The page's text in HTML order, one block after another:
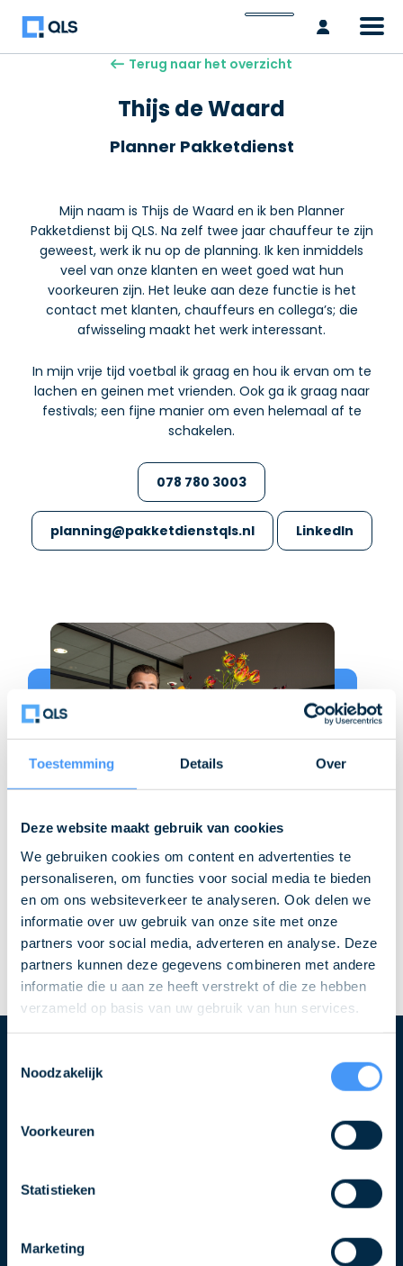
Toestemming Details Over
Deze website maakt gebruik van cookies
We gebruiken cookies om content en advertenties te
personaliseren, om functies voor social media te bieden
en om ons websiteverkeer te analyseren. Ook delen we
informatie over uw gebruik van onze site met onze
partners voor social media, adverteren en analyse. Deze
partners kunnen deze gegevens combineren met andere
informatie die u aan ze heeft verstrekt of die ze hebben
verzameld op basis van uw gebruik van hun services.
Noodzakelijk
Voorkeuren
Statistieken
Marketing
Terug naar het overzicht
Thijs de Waard
Planner Pakketdienst
Mijn naam is Thijs de Waard en ik ben Planner
Pakketdienst bij QLS. Na zelf twee jaar chauffeur te zijn
geweest, werk ik nu op de planning. Ik ken inmiddels
veel van onze klanten en weet goed wat hun
voorkeuren zijn. Het leuke aan deze functie is het
contact met klanten, chauffeurs en collega’s; die
afwisseling maakt het werk interessant.
In mijn vrije tijd voetbal ik graag en hou ik ervan om te
lachen en geinen met vrienden. Ook ga ik graag naar
festivals; een fijne manier om even helemaal af te
schakelen.
078 780 3003
planning@pakketdienstqls.nl LinkedIn
Blijf op de hoogte over QLS
mailadres